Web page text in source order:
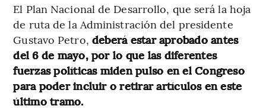
El Plan Nacional de Desarrollo, que será la hoja
de ruta de la Administración del presidente
Gustavo Petro, deberá estar aprobado antes
del 6 de mayo, por lo que las diferentes
fuerzas políticas miden pulso en el Congreso
para poder incluir o retirar artículos en este
último tramo.